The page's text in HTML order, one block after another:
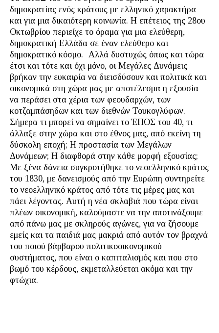
δημοκρατίας ενός κράτους με ελληνικό χαρακτήρα
και για μια δικαιότερη κοινωνία. Η επέτειος της 28ου
Οκτωβρίου περιείχε το όραμα για μια ελεύθερη,
δημοκρατική Ελλάδα σε έναν ελεύθερο και
δημοκρατικό κόσμο. Αλλά δυστυχώς όπως και τώρα
έτσι και τότε και όχι μόνο, οι Μεγάλες Δυνάμεις
βρήκαν την ευκαιρία να διεισδύσουν και πολιτικά και
οικονομικά στη χώρα μας με αποτέλεσμα η εξουσία
να περάσει στα χέρια των φεουδαρχών, των
κοτζαμπάσηδων και των διεθνών Τουκογλύφων.
Σήμερα τι μπορεί να σημαίνει το ΈΠΟΣ του 40, τι
άλλαξε στην χώρα και στο έθνος μας, από εκείνη τη
δύσκολη εποχή; Η προστασία των Μεγάλων
Δυνάμεων; Η διαφθορά στην κάθε μορφή εξουσίας;
Με ξένα δάνεια συγκροτήθηκε το νεοελληνικό κράτος
του 1830, με δανεισμούς από την Ευρώπη συντηρείτε
το νεοελληνικό κράτος από τότε τις μέρες μας και
πάει λέγοντας. Αυτή η νέα σκλαβιά που τώρα είναι
πλέων οικονομική, καλούμαστε να την αποτινάξουμε
από πάνω μας με σκληρούς αγώνες, για να ζήσουμε
εμείς και τα παιδιά μας μακριά από αυτόν τον βραχνά
του ποιού βάρβαρου πολιτικοοικονομικού
συστήματος, που είναι ο καπιταλισμός και που στο
βωμό του κέρδους, εκμεταλλεύεται ακόμα και την
φτώχια.